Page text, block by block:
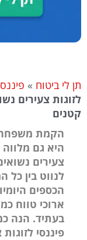
תן לי ביטוח »
לזוגות צעירים
קטנים
הקמת
היא גם
צעירים
לנווט בין כל
הכספים
ארוכי טווח
בעתיד. הנה
פיננסי